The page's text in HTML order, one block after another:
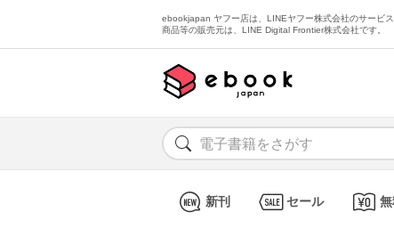
ebookjapan ヤフー店は、LINEヤフー株式会社のサービ
商品等の販売元は、LINE Digital Frontier株式会社です。
新刊 セール